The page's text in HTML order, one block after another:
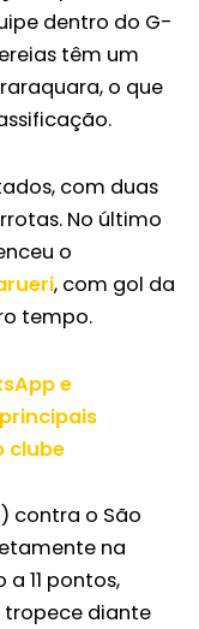
dentro do G-
têm um
o que
com duas
No último
o
, com gol da
tempo.
e
clube
contra o São
na
11 pontos,
tropece diante